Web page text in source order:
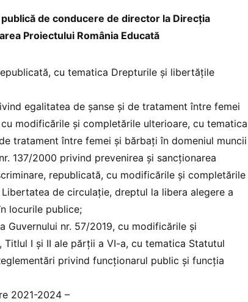
de conducere de director la Direcția
Proiectului România Educată
cu tematica Drepturile și libertățile
egalitatea de șanse și de tratament între femei
modificările și completările ulterioare, cu tematica
tratament între femei și bărbați în domeniul muncii
137/2000 privind prevenirea și sancționarea
republicată, cu modificările și completările
de circulație, dreptul la libera alegere a
locurile publice;
Guvernului nr. 57/2019, cu modificările și
I și II ale părții a VI-a, cu tematica Statutul
privind funcționarul public și funcția
2021-2024 –